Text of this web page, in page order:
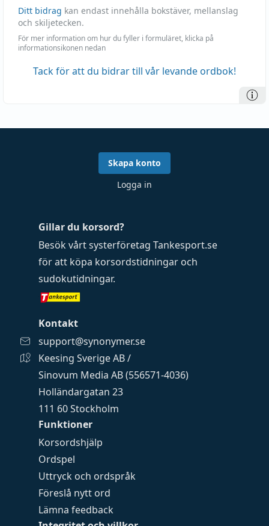
Ditt bidrag kan endast innehålla bokstäver, mellanslag
och skiljetecken.
För mer information om hur du fyller i formuläret, klicka på
informationsikonen nedan
Tack för att du bidrar till vår levande ordbok!
Funktioner
Korsordshjälp
Ordspel
Uttryck och ordspråk
Föreslå nytt ord
Lämna feedback
Gillar du korsord?
Besök vårt systerföretag Tankesport.se
för att köpa korsordstidningar och
sudokutidningar.
Kontakt
support@synonymer.se
Keesing Sverige AB /
Sinovum Media AB (556571-4036)
Holländargatan 23
111 60 Stockholm
Skapa konto
Logga in